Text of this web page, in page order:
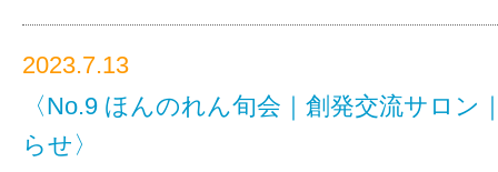
2023.7.13
〈No.9 ほんのれん旬会｜創発交流サロン
らせ〉